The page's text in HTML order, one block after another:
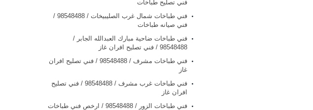
فني تصليح طباخات
فني طباخات شمال غرب الصليبيخات / 98548488 /
فني صيانه طباخات
فني طباخات ضاحية مبارك العبدالله الجابر /
98548488 / فني تصليح افران غاز
فني طباخات مشرف / 98548488 / فني تصليح افران
غاز
فني طباخات غرب مشرف / 98548488 / فني تصليح
افران غاز
فني طباخات الزور / 98548488 / ارخص فني طباخات